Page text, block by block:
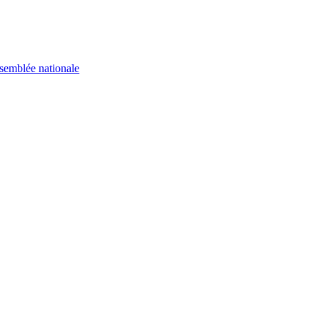
nationale